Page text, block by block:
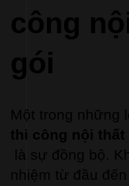
công
gói
Một trong những
thi công nội thất
nhiệm từ đầu